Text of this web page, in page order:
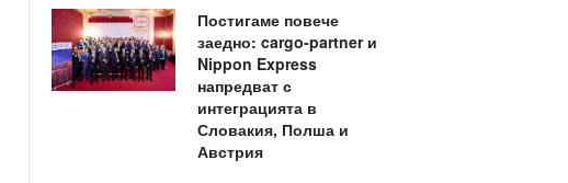
Постигаме повече
заедно: cargo-partner и
Nippon Express
напредват с
интеграцията в
Словакия, Полша и
Австрия